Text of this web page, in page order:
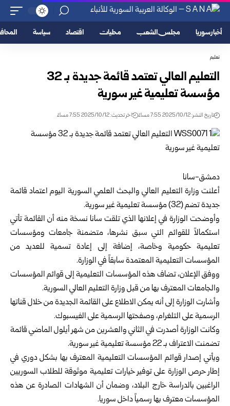
أخبار سوريا مجلس الشعب محليات اقتصاد سياسة
تعليم
التعليم العالي تعتمد قائمة جديدة بـ 32
مؤسسة تعليمية غير سورية
تاريخ النشر: 2025/10/12 7:55 مساءً اخر تحديث: 2025/10/12 7:55 مساءً
دمشق-سانا
أعلنت وزارة التعليم العالي والبحث العلمي السورية اليوم اعتماد قائمة
جديدة تضم (32) مؤسسة تعليمية غير سورية.
وأوضحت الوزارة في إعلانها الذي تلقت سانا نسخة منه أن القائمة تأتي
استكمالاً للقوائم التي سبق نشرها، متضمنة جامعات ومؤسسات
تعليمية حكومية وخاصة، إضافة إلى إعادة تسمية للعديد من
المؤسسات التعليمية المعتمدة سابقاً في الوزارة.
ووفق الإعلان، تضاف هذه المؤسسات ‏التعليمية إلى قوائم المؤسسات
والجامعات المعترف بها من قبل وزارة التعليم العالي السورية.
وأشارت الوزارة إلى أنه يمكن الاطلاع على القائمة الجديدة من خلال قناتها
الرسمية علىالتلغرام، وصفحتها الرسمية علىالفيسبوك.
وكانت الوزارة أصدرت في الثاني والعشرين من شهر أيلول الماضي قائمة
تضمنت الاعتراف بـ 22 مؤسسة تعليمية غير سورية.
ويأتي إصدار قوائم المؤسسات التعليمية المعترف بها بشكل دوري في
إطار حرص الوزارة على توفير خيارات تعليمية موثوقة للطلاب السوريين
الراغبين بالدراسة خارج البلاد، وضمان أن الشهادات الصادرة عن هذه
المؤسسات معترف بها رسمياً داخل سوريا.